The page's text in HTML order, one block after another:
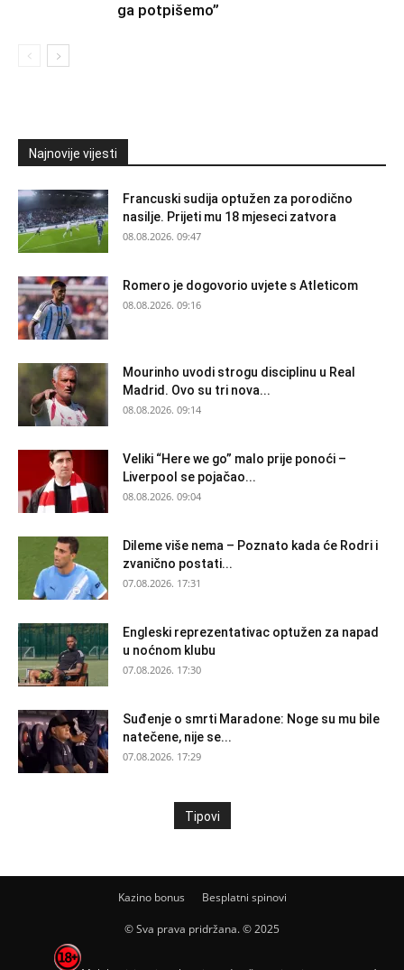
ga potpišemo”
Najnovije vijesti
Francuski sudija optužen za porodično
nasilje. Prijeti mu 18 mjeseci zatvora
08.08.2026. 09:47
Romero je dogovorio uvjete s Atleticom
08.08.2026. 09:16
Mourinho uvodi strogu disciplinu u Real
Madrid. Ovo su tri nova...
08.08.2026. 09:14
Veliki “Here we go” malo prije ponoći –
Liverpool se pojačao...
08.08.2026. 09:04
Dileme više nema – Poznato kada će Rodri i
zvanično postati...
07.08.2026. 17:31
Engleski reprezentativac optužen za napad
u noćnom klubu
07.08.2026. 17:30
Suđenje o smrti Maradone: Noge su mu bile
natečene, nije se...
07.08.2026. 17:29
Tipovi
Kazino bonus Besplatni spinovi
© Sva prava pridržana. © 2025